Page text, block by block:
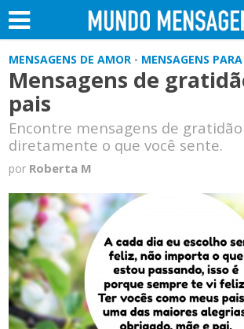
MENSAGENS DE AMOR • MENSAGENS
Mensagens de
pais
Encontre mensagens de
diretamente o que você sente.
por Roberta M